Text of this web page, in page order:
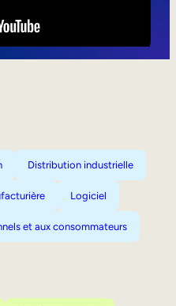
Distribution industrielle
Logiciel
et aux consommateurs